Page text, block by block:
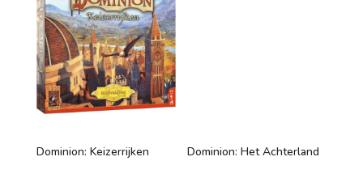
Dominion: Keizerrijken Dominion: Het Achterland